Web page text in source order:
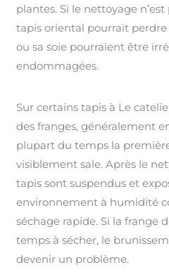
plantes. Si le nettoyage
tapis oriental pourrait perdre
ou sa soie pourraient être
endommagées.
Sur certains tapis à Le
des franges, généralement
plupart du temps la
visiblement sale. Après le
tapis sont suspendus et
environnement à humidité
séchage rapide. Si la frange
temps à sécher, le
devenir un problème.